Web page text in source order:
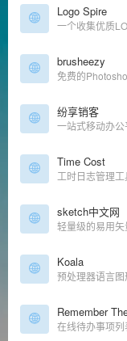
Logo Spire
一个收集优质
brusheezy
免费的
纷享销客
Time Cost
工时日志管理
sketch中文网
轻量级的易用
Koala
Remember
在线待办事项